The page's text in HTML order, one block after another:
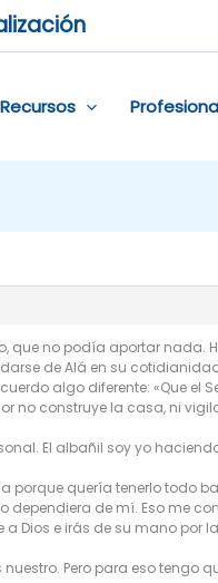
Recursos
no podía aportar nada.
de Alá en su
algo diferente: «Que el
no construye la casa, ni
El albañil soy yo
quería tenerlo todo
de mí. Eso me
a Dios e irás de su mano
Pero para eso tengo